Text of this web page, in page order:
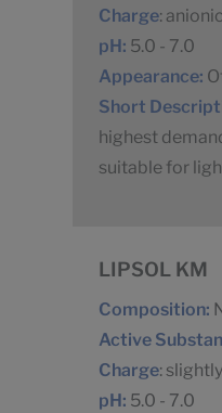
Charge: anionic
pH: 5.0 - 7.0
Appearance:
Short
highest
suitable for
LIPSOL KM
Composition:
Active
Charge:
pH: 5.0 - 7.0